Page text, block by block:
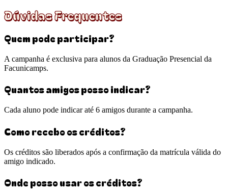
Dúvidas Frequentes
Quem pode participar?
A campanha é exclusiva para alunos da Graduação Presencial da
Facunicamps.
Quantos amigos posso indicar?
Cada aluno pode indicar até 6 amigos durante a campanha.
Como recebo os créditos?
Os créditos são liberados após a confirmação da matrícula válida do
amigo indicado.
Onde posso usar os créditos?